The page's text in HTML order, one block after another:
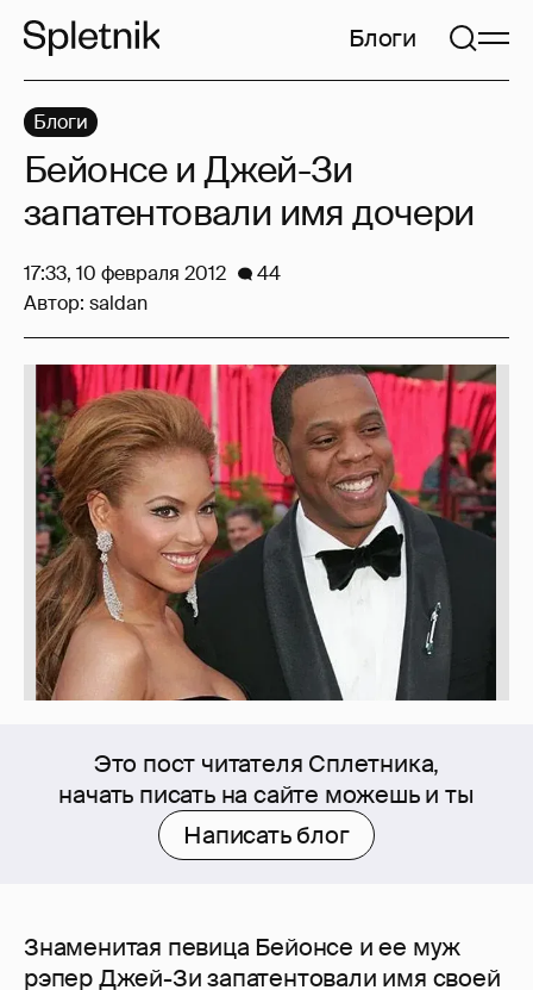
Блоги
Это пост читателя Сплетника,
начать писать на сайте можешь и ты
Написать блог
Знаменитая певица Бейонсе и ее муж
рэпер Джей-Зи запатентовали имя своей
Блоги
Бейонсе и Джей-Зи
запатентовали имя дочери
17:33, 10 февраля 2012
44
Автор: saldan